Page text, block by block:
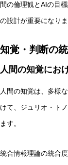
間の倫理観とAIの目
の設計が重要になりま
知覚・判断の
人間の知覚にお
人間の知覚は、多様
けて、ジュリオ・ト
ます。
統合情報理論の統合